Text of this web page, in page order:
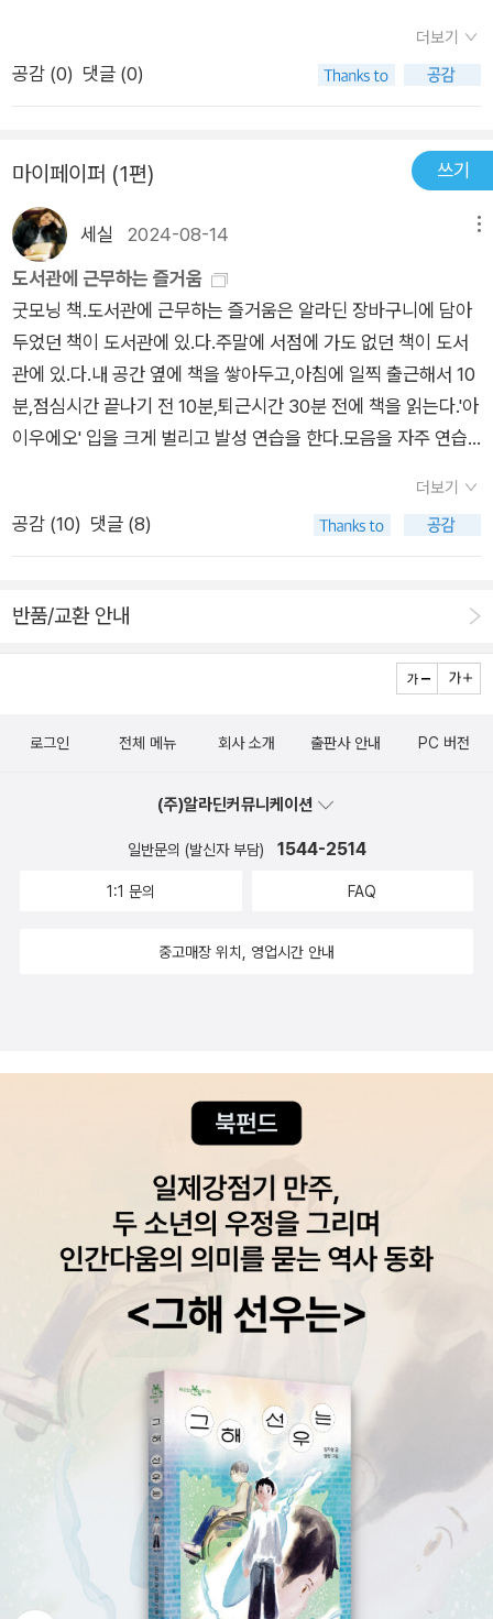
가요? 사투리 억양이 남아있어요.'라고 하시는 분들이 있었다. 그
리고 말의 속도가 빠른 편이라 빨리 말하려다 보니 버벅대거나 실
지가 달라지고 말로 인해 사람을 상처주거나 사랑을 받을 수 있을
정도로 말의 중요성을 간과할 수 없다.🎤평소에 잘생기고 말도
잘하셔서 관심이 있었던 '한석준 아나운서'가 책을 내셨다고 해서
읽어보고 싶었는데 서평단으로 선정이 되어 읽게 되었다.한석준
아나운서도 신입 아나운서 일때 말을 잘하는 편이 아니었고, 말의
속도도 빠른 편이라고 한다. 원래 말을 잘하는 사람은 드물다. 그
분들도 경지에 이르기까지 발성, 억양 등을 연습해왔을 것이다.
📖제목 : 한석준의 말하기 수업📖작가 : 한석준📖출판사 : 인플루
엔셜📍본문 중에서 🔖타고난 외양을 바꾸기는 어렵습니다. 허스
키한 목소리를 하루아침에 은쟁반에 옥구슬 굴러가는 목소리로
성을 기울이면 몰라보게 달라집니다. (p26)🔖목소리는 곧 제 2
의 얼굴, 나를 표현하는 강력한 수단인 셈이죠. 좋은 목소리를 가
져야만 하는 너무 당연한 이유입니다. (p30)🔖평조 연습은 사투
적입니다. (p76)🌀말맛을 살려서 강조하는 방법1. 크게 말하기
2. 천천히 말하기 3. 잠깐 쉬었다가 말하기 (p83)🔖가게나 식당,
카페처럼 누군가가 나에게 서비스를 제공하는 곳입니다. 물건을
에서는 커피를 받으면서 '고맙습니다'라고 말하면 주는 사람도,
게 대화하기 위해 활용할 수 있는 질문 방법1. 상대방의 마음을 편
하게 하는 질문을 하는 것2. 상대방이 말하게 질문하는 것 (p16
3)☀️경청을 잘하는 사람들에게 있는 공통적인 습관1. 상대방을
절한 반응(리액션)하기 (p188)📣말을 잘하는 것 만큼 중요한게
하기 바빠서 말을 끊는 '맥커터'이진 않나요? 나의 말하기 방식을
돌아보고, QR코드가 있어서 말하는 연습도 할 수 있게 구성되어
있는 책이라 좋았습니다. ❗️이 책은 말하기에 대한 노하우 뿐만 아
점들을 알려주고 있어서 여러모로 유용한 책입니다.
더보기
공감 (0) 댓글 (0)
마이페이퍼 (1편) 쓰기
세실 2024-08-14
도서관에 근무하는 즐거움
굿모닝 책.도서관에 근무하는 즐거움은 알라딘 장바구니에 담아
두었던 책이 도서관에 있.다.주말에 서점에 가도 없던 책이 도서
관에 있.다.내 공간 옆에 책을 쌓아두고,아침에 일찍 출근해서 10
분,점심시간 끝나기 전 10분,퇴근시간 30분 전에 책을 읽는다.'아
이우에오' 입을 크게 벌리고 발성 연습을 한다.모음을 자주 연습
지에서 근처 미술관에 간다.김환기, 이우환, 윤형근, 이타미준, 샤
갈, 모네 등화가에 대한 이야기도 할 수 있고,<방구석 미술관>도
나 자신에 대해 알아야 한다'나는 나에 대해 얼마나 알까?요즘 나
에게 던지는 화두이다.하루에 한 문장 읽고 나를 다지기.<니체
인생수업>청주에 유명한 동화작가가 살고 있음은 행복이다.나를
배려심과 감성을 키우기에는 동화도 좋다.
더보기
공감 (10) 댓글 (8)
반품/교환 안내
로그인 전체 메뉴 회사 소개 출판사 안내 PC 버전
(주)알라딘커뮤니케이션
일반문의 (발신자 부담) 1544-2514
1:1 문의 FAQ
중고매장 위치, 영업시간 안내